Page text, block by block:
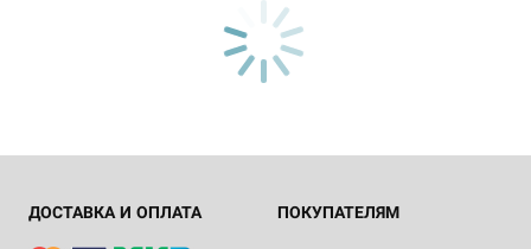
ДОСТАВКА И ОПЛАТА ПОКУПАТЕЛЯМ